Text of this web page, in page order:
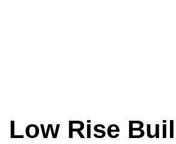
Low Rise